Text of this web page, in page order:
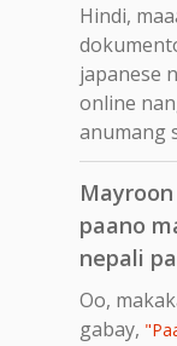
Hindi,
japanese
online
anumang
paano
nepali
Oo,
gabay,